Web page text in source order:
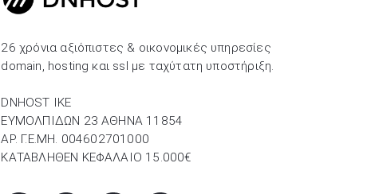
26 χρόνια αξιόπιστες & οικονομικές υπηρεσίες
domain, hosting και ssl με ταχύτατη υποστήριξη.
DNHOST IKE
ΕΥΜΟΛΠΙΔΩΝ 23 ΑΘΗΝΑ 11854
AP. Γ.Ε.ΜΗ. 004602701000
ΚΑΤΑΒΛΗΘΕΝ ΚΕΦΑΛΑΙΟ 15.000€